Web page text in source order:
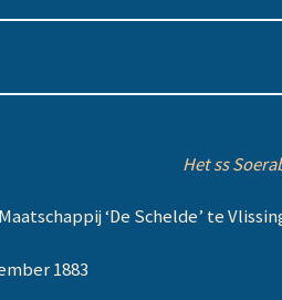
Het ss
‘De Schelde’ te
1883